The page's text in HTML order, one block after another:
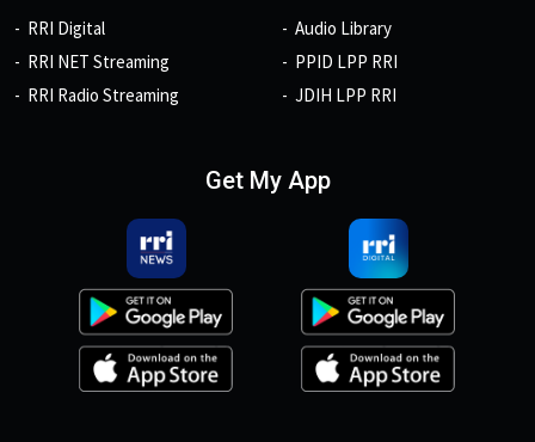
RRI Digital
RRI NET Streaming
RRI Radio Streaming
Audio Library
PPID LPP RRI
JDIH LPP RRI
Get My App